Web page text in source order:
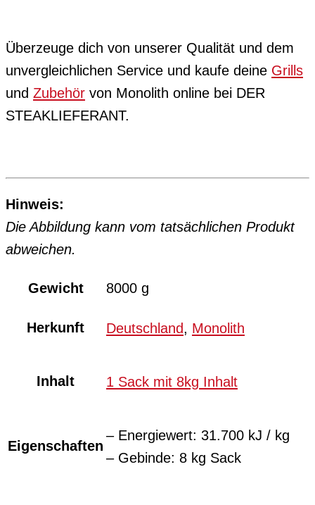
Überzeuge dich von unserer Qualität und dem
unvergleichlichen Service und kaufe deine Grills
und Zubehör von Monolith online bei DER
STEAKLIEFERANT.
Hinweis:
Die Abbildung kann vom tatsächlichen Produkt
abweichen.
Gewicht 8000 g
Herkunft Deutschland, Monolith
Inhalt 1 Sack mit 8kg Inhalt
Eigenschaften
– Energiewert: 31.700 kJ / kg
– Gebinde: 8 kg Sack